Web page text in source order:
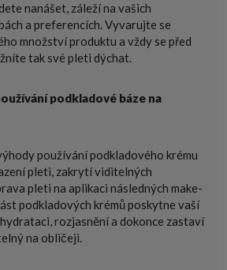
nanášet, záleží na vašich
a preferencích. Vyvarujte se
množství produktu a vždy se před
tak své pleti dýchat.
podkladové báze na
používání podkladového krému
pleti, zakrytí viditelných
pleti na aplikaci následných make-
podkladových krémů poskytne vaší
rozjasnění a dokonce zastaví
na obličeji.